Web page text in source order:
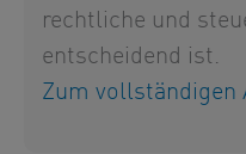
rechtliche und
entscheidend ist.
Zum vollständigen